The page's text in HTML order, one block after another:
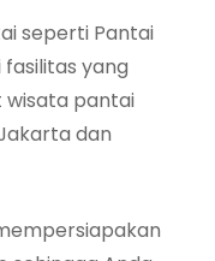
seperti Pantai
fasilitas yang
pantai
dan